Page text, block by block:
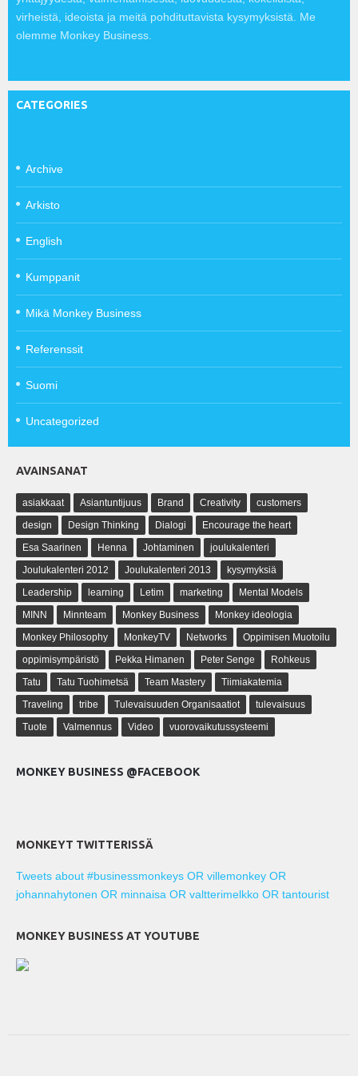
virheistä, ideoista ja meitä pohdituttavista kysymyksistä. Me
olemme Monkey Business.
CATEGORIES
Archive
Arkisto
English
Kumppanit
Mikä Monkey Business
Referenssit
Suomi
Uncategorized
AVAINSANAT
asiakkaat Asiantuntijuus Brand Creativity
customers
design
Design Thinking Dialogi
Encourage the heart
Esa Saarinen
Henna Johtaminen
joulukalenteri
Joulukalenteri 2012
Joulukalenteri 2013
kysymyksiä
Leadership
learning Letim marketing
Mental Models
MINN
Minnteam Monkey Business
Monkey ideologia
Monkey Philosophy
MonkeyTV Networks
Oppimisen Muotoilu
oppimisympäristö
Pekka Himanen Peter Senge
Rohkeus
Tatu
Tatu Tuohimetsä Team Mastery
Tiimiakatemia
Traveling
tribe Tulevaisuuden Organisaatiot
tulevaisuus
Tuote
Valmennus Video vuorovaikutussysteemi
MONKEY BUSINESS @FACEBOOK
MONKEYT TWITTERISSÄ
Tweets about #businessmonkeys OR villemonkey OR
johannahytonen OR minnaisa OR valtterimelkko OR tantourist
MONKEY BUSINESS AT YOUTUBE